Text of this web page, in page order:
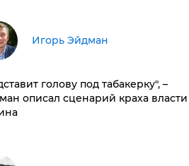
Игорь Эйдман
голову под табакерку", –
описал сценарий краха власти